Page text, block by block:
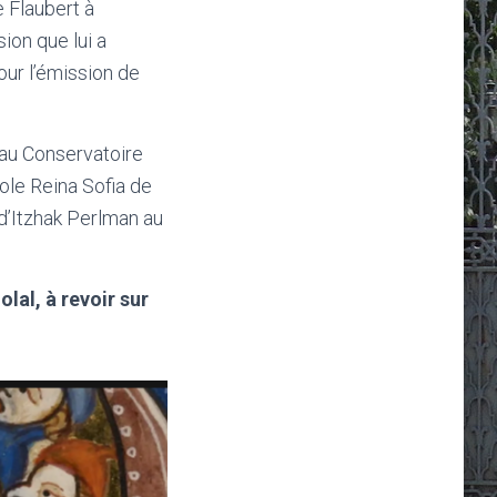
à
que lui a
l’émission de
Conservatoire
Reina Sofia de
Perlman au
à revoir sur